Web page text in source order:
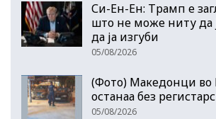
Си-Ен-Ен: Трамп е
што не може ниту да
да ја изгуби
05/08/2026
(Фото) Македонци во
останаа без
05/08/2026